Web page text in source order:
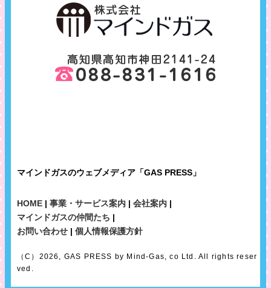
マインドガスのウェブメディア「GAS PRESS」
HOME | 事業・サービス案内 | 会社案内 |
マインドガスの仲間たち |
お問い合わせ | 個人情報保護方針
（C）2026, GAS PRESS by Mind-Gas, co Ltd. All rights reser
ved.